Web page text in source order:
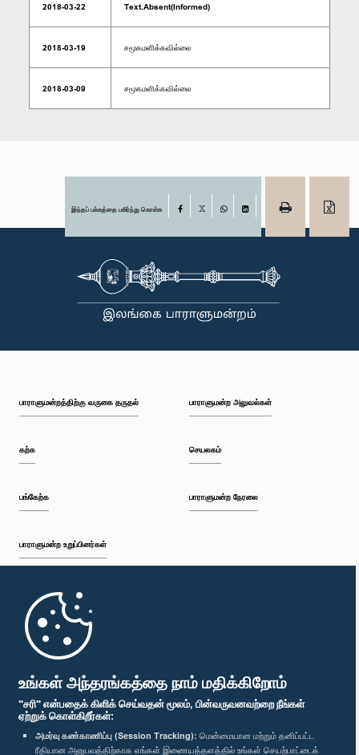
உங்கள் அந்தரங்கத்தை நாம் மதிக்கிறோம்
"சரி" என்பதைக் கிளிக் செய்வதன் மூலம், பின்வருவனவற்றை நீங்கள்
ஏற்றுக் கொள்கிறீர்கள்:
அமர்வு கண்காணிப்பு (Session Tracking): மென்மையான மற்றும் தனிப்பட்ட
ரீதியான அனுபவத்திற்காக எங்கள் இணையத்தளத்தில் உங்கள் செயற்பாட்டைக்
2018-03-22 Text.Absent(Informed)
2018-03-19 சமூகமளிக்கவில்லை
2018-03-09 சமூகமளிக்கவில்லை
இந்தப் பக்கத்தை பகிர்ந்து கொள்க Facebook
பாராளுமன்றத்திற்கு வருகை தருதல்
கற்க
பங்கேற்க
பாராளுமன்ற உறுப்பினர்கள்
முதற்பக்கம்
பாராளுமன்ற அலுவல்கள்
செயலகம்
பாராளுமன்ற நேரலை
பாராளுமன்ற கையடக்க செயலி
எம்மை பின்தொடர்க :